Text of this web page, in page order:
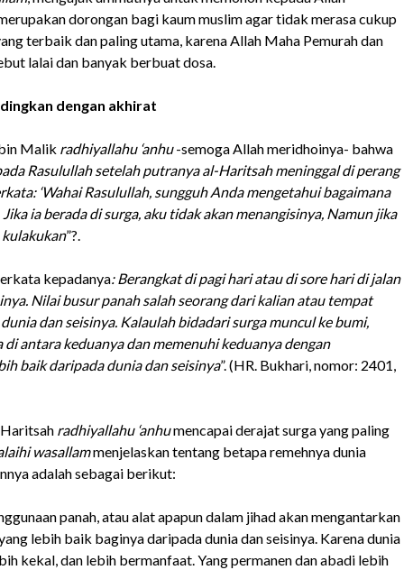
dorongan bagi kaum muslim agar tidak merasa cukup
terbaik dan paling utama, karena Allah Maha Pemurah dan
lalai dan banyak berbuat dosa.
dengan akhirat
Malik radhiyallahu ‘anhu-semoga Allah meridhoinya- bahwa
Rasulullah setelah putranya al-Haritsah meninggal di perang
‘Wahai Rasulullah, sungguh Anda mengetahui bagaimana
ia berada di surga, aku tidak akan menangisinya, Namun jika
kulakukan”?.
kepadanya: Berangkat di pagi hari atau di sore hari di jalan
Nilai busur panah salah seorang dari kalian atau tempat
dan seisinya. Kalaulah bidadari surga muncul ke bumi,
di antara keduanya dan memenuhi keduanya dengan
baik daripada dunia dan seisinya”. (HR. Bukhari, nomor: 2401,
radhiyallahu ‘anhumencapai derajat surga yang paling
wasallammenjelaskan tentang betapa remehnya dunia
adalah sebagai berikut:
panah, atau alat apapun dalam jihad akan mengantarkan
lebih baik baginya daripada dunia dan seisinya. Karena dunia
kekal, dan lebih bermanfaat. Yang permanen dan abadi lebih